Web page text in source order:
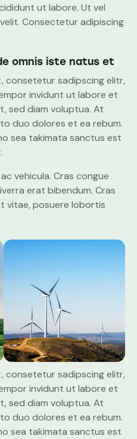
ut labore. Ut vel
Consectetur adipiscing
omnis iste natus et
consetetur sadipscing elitr,
invidunt ut labore et
sed diam voluptua. At
duo dolores et ea rebum.
sea takimata sanctus est
vehicula. Cras congue
erat bibendum. Cras
vitae, posuere lobortis
consetetur sadipscing elitr,
invidunt ut labore et
sed diam voluptua. At
duo dolores et ea rebum.
sea takimata sanctus est